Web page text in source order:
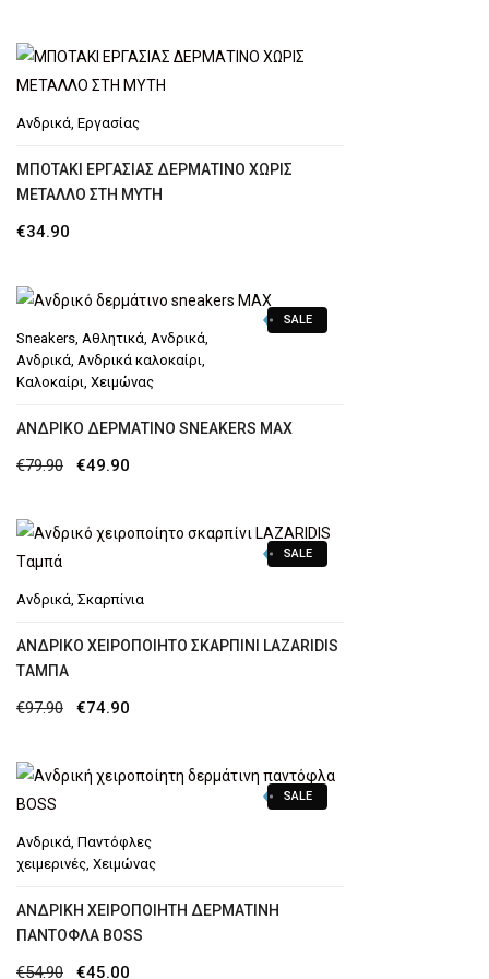
was:
€129.90.
τιμή
είναι:
Ανδρικά Εργασίας
ΜΠΟΤΑΚΙ ΕΡΓΑΣΙΑΣ ΔΕΡΜΑΤΙΝΟ ΧΩΡΙΣ
ΜΕΤΑΛΛΟ ΣΤΗ ΜΥΤΗ
€34.90
SALE
Sneakers, Αθλητικά, Ανδρικά,
Ανδρικά, Ανδρικά καλοκαίρι,
Καλοκαίρι, Χειμώνας
ΑΝΔΡΙΚΌ ΔΕΡΜΆΤΙΝΟ SNEAKERS MAX
€79.90
Original
was:
€49.90
τιμή
€49.90.
SALE
Ανδρικά, Σκαρπίνια
AΝΔΡΙΚΌ ΧΕΙΡΟΠΟΊΗΤΟ ΣΚΑΡΠΊΝΙ LAZARIDIS
TΑΜΠΆ
€97.90
Original
was:
€74.90
τιμή
€74.90.
SALE
Ανδρικά, Παντόφλες
χειμερινές, Χειμώνας
ΑΝΔΡΙΚΉ ΧΕΙΡΟΠΟΊΗΤΗ ΔΕΡΜΆΤΙΝΗ
ΠΑΝΤΌΦΛΑ BOSS
€54.90
Original
€45.00